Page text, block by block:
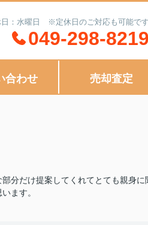
：水曜日 ※定休日のご対応も可能です
049-298-8219
合わせ 売却査定
分だけ提案してくれてとても親身に
ます。